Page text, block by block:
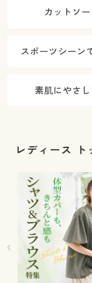
カットソー
スポーツシーン
素肌にやさ
レディース ト